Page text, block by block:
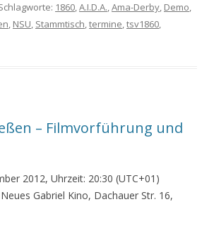
1860,A.I.D.A.,Ama-Derby, Demo,
, NSU, Stammtisch,termine,tsv1860,
– Filmvorführung und
2012, Uhrzeit: 20:30 (UTC+01)
Gabriel Kino, Dachauer Str. 16,